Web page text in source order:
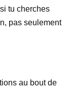
tu cherches
pas seulement
au bout de